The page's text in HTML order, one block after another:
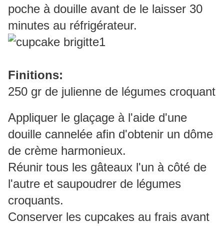
poche à douille avant de le laisser 30
minutes au réfrigérateur.
Finitions:
250 gr de julienne de légumes croquant
Appliquer le glaçage à l'aide d'une
douille cannelée afin d'obtenir un dôme
de crème harmonieux.
Réunir tous les gâteaux l'un à côté de
l'autre et saupoudrer de légumes
croquants.
Conserver les cupcakes au frais avant